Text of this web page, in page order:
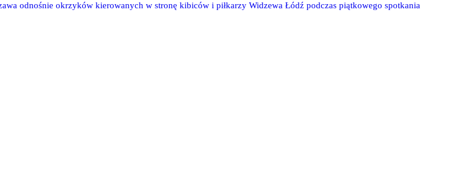
odnośnie okrzyków kierowanych w stronę kibiców i piłkarzy Widzewa Łódź podczas piątkowego spotkania